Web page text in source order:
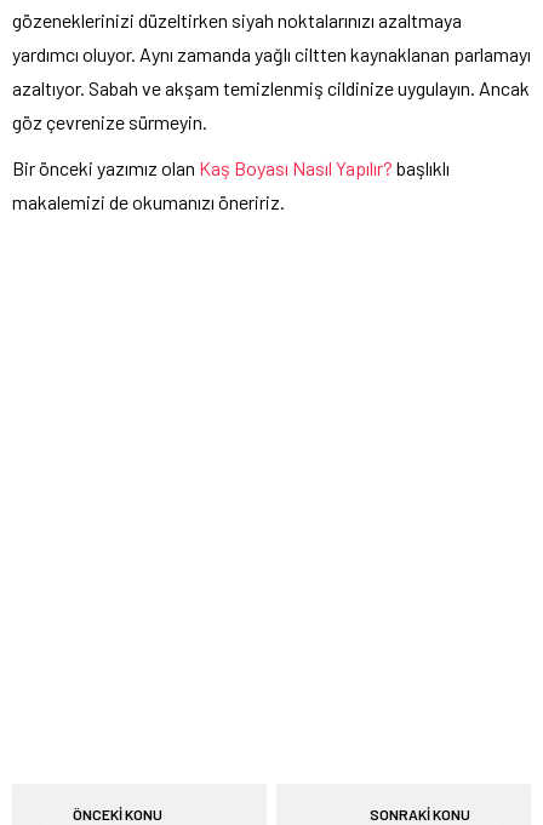
gözeneklerinizi düzeltirken siyah noktalarınızı azaltmaya
yardımcı oluyor. Aynı zamanda yağlı ciltten kaynaklanan parlamayı
azaltıyor. Sabah ve akşam temizlenmiş cildinize uygulayın. Ancak
göz çevrenize sürmeyin.
Bir önceki yazımız olan Kaş Boyası Nasıl Yapılır? başlıklı
makalemizi de okumanızı öneririz.
ÖNCEKİ KONU SONRAKİ KONU